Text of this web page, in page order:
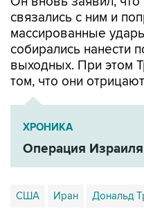
связались с ним и
массированные
собирались нанести
выходных. При этом
том, что они
ХРОНИКА
Операция
США Иран Дональд